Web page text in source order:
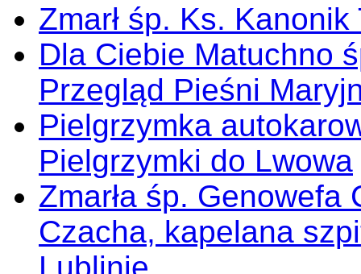
Zmarł śp. Ks.
Dla Ciebie Matuchno
Przegląd Pieśni
Pielgrzymka
Pielgrzymki do Lwowa
Zmarła śp.
Czacha, kapelana
Lublinie